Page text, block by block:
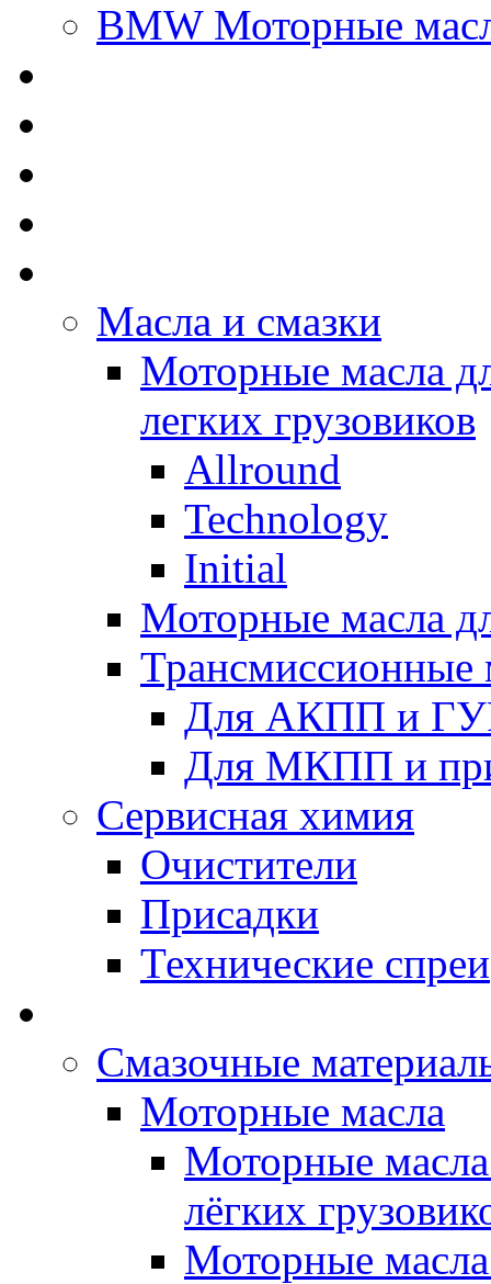
BMW Моторные
Масла и смазки
Моторные масла
легких грузовиков
Allround
Technology
Initial
Моторные масла
Трансмиссионные
Для АКПП и
Для МКПП и
Сервисная химия
Очистители
Присадки
Технические спреи
Смазочные
Моторные масла
Моторные
лёгких
Моторные